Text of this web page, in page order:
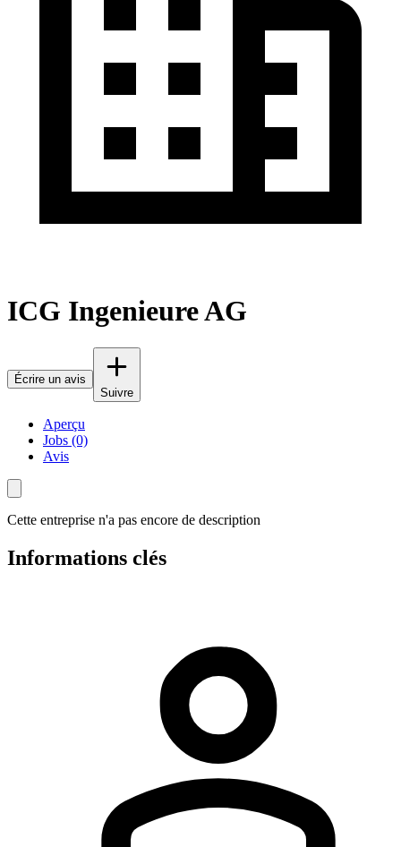
ICG Ingenieure AG
Écrire un avis
Suivre
Aperçu
Jobs (0)
Avis
Cette entreprise n'a pas encore de description
Informations clés